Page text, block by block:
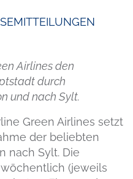
Airlines den
durch
und nach Sylt.
Green Airlines setzt
der beliebten
nach Sylt. Die
(jeweils